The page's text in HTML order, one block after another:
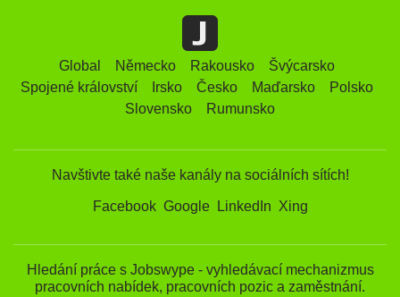
Global Německo Rakousko
Švýcarsko
Spojené království
Irsko Česko Maďarsko
Polsko
Slovensko
Rumunsko
Navštivte také naše kanály na sociálních sítích!
Facebook Google LinkedIn Xing
Hledání práce s Jobswype - vyhledávací mechanizmus
pracovních nabídek, pracovních pozic a zaměstnání.